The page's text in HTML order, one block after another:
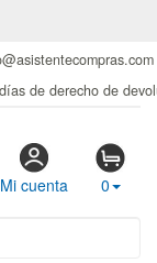
de derecho de
Mi cuenta 0